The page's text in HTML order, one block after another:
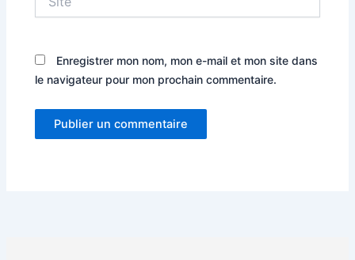
Enregistrer mon nom, mon e-mail et mon site dans
le navigateur pour mon prochain commentaire.